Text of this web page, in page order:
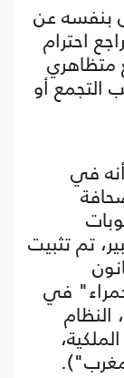
بنفسه عن
احترام
متظاهري
التجمع أو
في
2016 العقوبات
تم تثبيت
في